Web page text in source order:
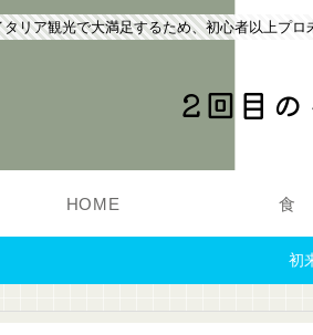
タリア観光で大満足するため、初心者以上プ
2回目
HOME 食
初